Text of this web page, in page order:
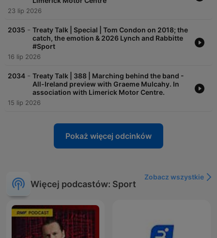
23 lip 2026
2035 - Treaty Talk | Special | Tom Condon on 2018; the
catch, the emotion & 2026 Lynch and Rabbitte
#Sport
16 lip 2026
2034 - Treaty Talk | 388 | Marching behind the band -
All-Ireland preview with Graeme Mulcahy. In
association with Limerick Motor Centre.
15 lip 2026
Pokaż więcej odcinków
Więcej podcastów: Sport
Zobacz wszystkie